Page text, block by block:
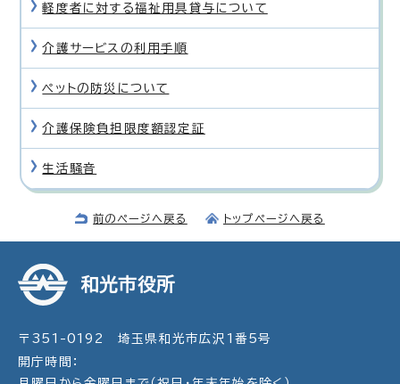
軽度者に対する福祉用具貸与について
介護サービスの利用手順
ペットの防災について
介護保険負担限度額認定証
生活騒音
前のページへ戻る トップページへ戻る
和光市役所
〒351-0192 埼玉県和光市広沢1番5号
開庁時間：